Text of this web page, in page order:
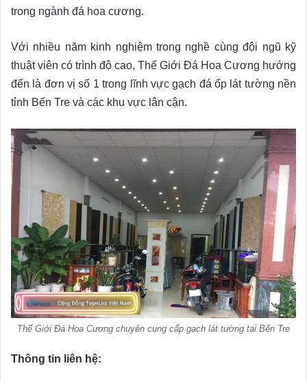
trong ngành đá hoa cương.
Với nhiều năm kinh nghiệm trong nghề cùng đội ngũ kỹ
thuật viên có trình độ cao, Thế Giới Đá Hoa Cương hướng
đến là đơn vị số 1 trong lĩnh vực gạch đá ốp lát tường nền
tỉnh Bến Tre và các khu vực lân cận.
Thế Giới Đá Hoa Cương chuyên cung cấp gạch lát tường tại Bến Tre
Thông tin liên hệ: